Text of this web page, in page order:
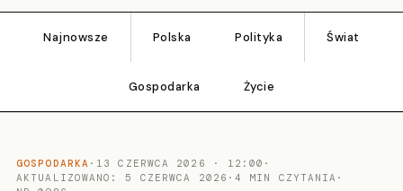
Najnowsze Polska Polityka Świat
Gospodarka Życie
GOSPODARKA · 13 CZERWCA 2026 · 12:00 ·
AKTUALIZOWANO: 5 CZERWCA 2026 ·4 MIN CZYTANIA ·